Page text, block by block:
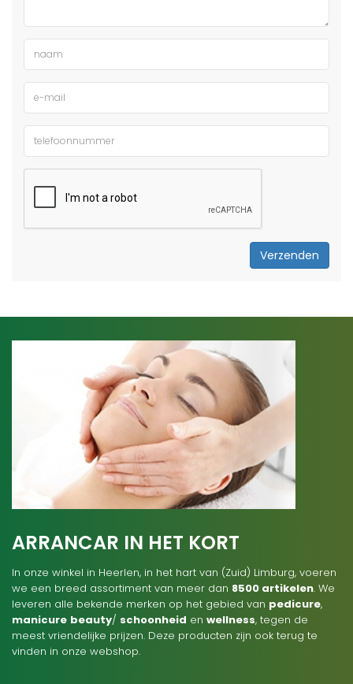
Verzenden
ARRANCAR IN HET KORT
In onze winkel in Heerlen, in het hart van (Zuid) Limburg, voeren
we een breed assortiment van meer dan 8500 artikelen. We
leveren alle bekende merken op het gebied van pedicure,
manicure beauty/ schoonheid en wellness, tegen de
meest vriendelijke prijzen. Deze producten zijn ook terug te
vinden in onze webshop.